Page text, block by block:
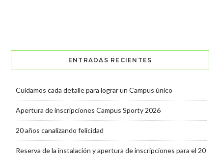
ENTRADAS RECIENTES
Cuidamos cada detalle para lograr un Campus único
Apertura de inscripciones Campus Sporty 2026
20 años canalizando felicidad
Reserva de la instalación y apertura de inscripciones para el 20